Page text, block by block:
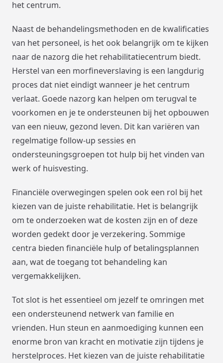
het centrum.
Naast de behandelingsmethoden en de kwalificaties
van het personeel, is het ook belangrijk om te kijken
naar de nazorg die het rehabilitatiecentrum biedt.
Herstel van een morfineverslaving is een langdurig
proces dat niet eindigt wanneer je het centrum
verlaat. Goede nazorg kan helpen om terugval te
voorkomen en je te ondersteunen bij het opbouwen
van een nieuw, gezond leven. Dit kan variëren van
regelmatige follow-up sessies en
ondersteuningsgroepen tot hulp bij het vinden van
werk of huisvesting.
Financiële overwegingen spelen ook een rol bij het
kiezen van de juiste rehabilitatie. Het is belangrijk
om te onderzoeken wat de kosten zijn en of deze
worden gedekt door je verzekering. Sommige
centra bieden financiële hulp of betalingsplannen
aan, wat de toegang tot behandeling kan
vergemakkelijken.
Tot slot is het essentieel om jezelf te omringen met
een ondersteunend netwerk van familie en
vrienden. Hun steun en aanmoediging kunnen een
enorme bron van kracht en motivatie zijn tijdens je
herstelproces. Het kiezen van de juiste rehabilitatie